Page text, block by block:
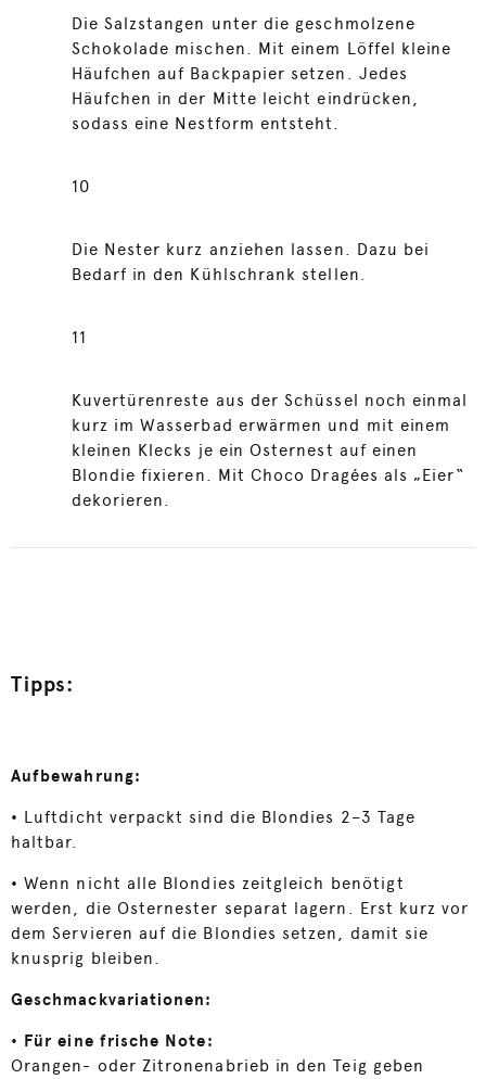
Die Salzstangen unter die geschmolzene
Schokolade mischen. Mit einem Löffel kleine
Häufchen auf Backpapier setzen. Jedes
Häufchen in der Mitte leicht eindrücken,
sodass eine Nestform entsteht.
10
Die Nester kurz anziehen lassen. Dazu bei
Bedarf in den Kühlschrank stellen.
11
Kuvertürenreste aus der Schüssel noch einmal
kurz im Wasserbad erwärmen und mit einem
kleinen Klecks je ein Osternest auf einen
Blondie fixieren. Mit Choco Dragées als „Eier“
dekorieren.
Tipps:
Aufbewahrung:
• Luftdicht verpackt sind die Blondies 2–3 Tage
haltbar.
• Wenn nicht alle Blondies zeitgleich benötigt
werden, die Osternester separat lagern. Erst kurz vor
dem Servieren auf die Blondies setzen, damit sie
knusprig bleiben.
Geschmackvariationen:
• Für eine frische Note:
Orangen- oder Zitronenabrieb in den Teig geben